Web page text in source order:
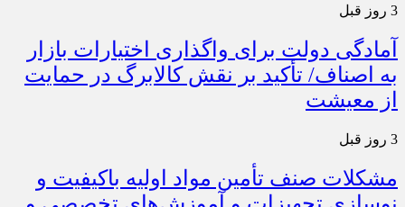
3 روز قبل
آمادگی دولت برای واگذاری اختیارات بازار
به اصناف/ تأکید بر نقش کالابرگ در حمایت
از معیشت
3 روز قبل
مشکلات صنف تأمین مواد اولیه باکیفیت و